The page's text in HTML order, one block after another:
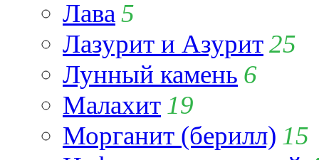
Лава 5
Лазурит и Азурит25
Лунный камень 6
Малахит 19
Морганит (берилл) 15